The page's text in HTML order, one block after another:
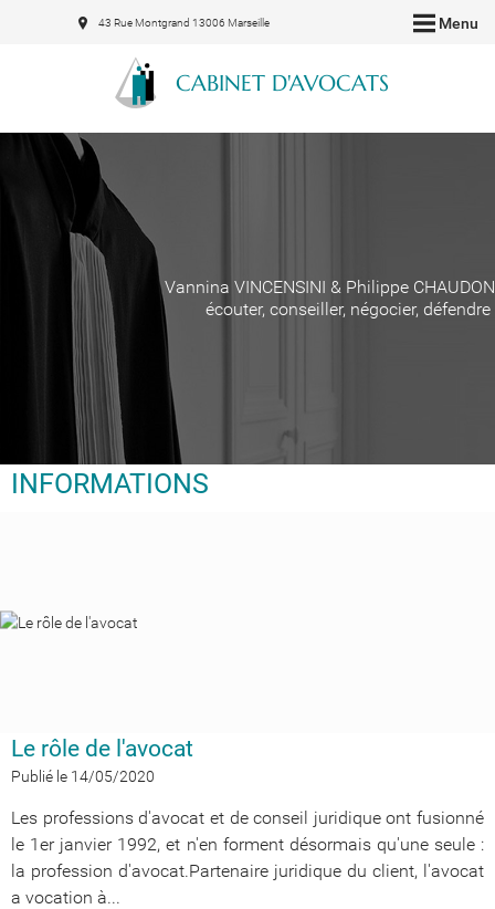
Menu
CABINET D'AVOCATS
43 Rue Montgrand 13006 Marseille
Vannina VINCENSINI & Philippe CHAUDON
écouter, conseiller, négocier, défendre
INFORMATIONS
Le rôle de l'avocat
Publié le 14/05/2020
Les professions d'avocat et de conseil juridique ont fusionné
le 1er janvier 1992, et n'en forment désormais qu'une seule :
la profession d'avocat.Partenaire juridique du client, l'avocat
a vocation à...